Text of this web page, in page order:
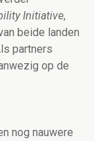
Initiative,
beide landen
partners
op de
nog nauwere